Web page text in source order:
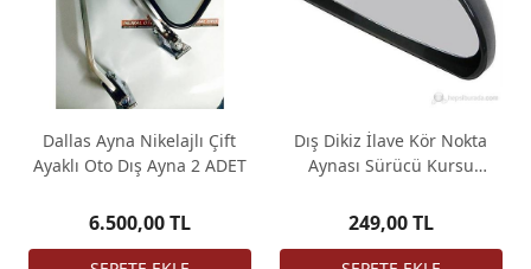
Dallas Ayna Nikelajlı Çift
Ayaklı Oto Dış Ayna 2 ADET
6.500,00 TL
Dış Dikiz İlave Kör Nokta
Aynası Sürücü Kursu
249,00 TL